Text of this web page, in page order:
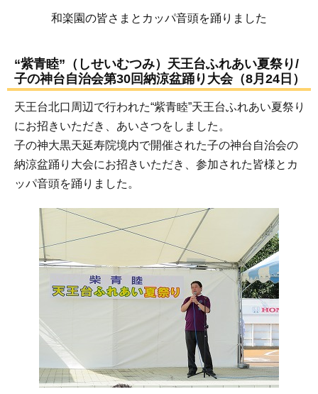
和楽園の皆さまとカッパ音頭を踊りました
“紫青睦”（しせいむつみ）天王台ふれあい夏祭り/
子の神台自治会第30回納涼盆踊り大会（8月24日）
天王台北口周辺で行われた“紫青睦”天王台ふれあい夏祭り
にお招きいただき、あいさつをしました。
子の神大黒天延寿院境内で開催された子の神台自治会の
納涼盆踊り大会にお招きいただき、参加された皆様とカ
ッパ音頭を踊りました。